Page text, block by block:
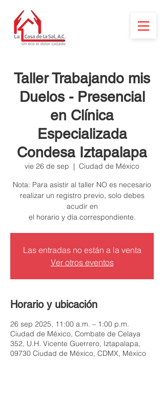
Taller Trabajando mis
Duelos - Presencial
en Clínica
Especializada
Condesa Iztapalapa
vie 26 de sep
  |
Ciudad de México
Nota: Para asistir al taller NO es necesario
realizar un registro previo, solo debes
acudir en
el horario y día correspondiente.
Las entradas no están a la venta
Ver otros eventos
Horario y ubicación
26 sep 2025, 11:00 a.m. – 1:00 p.m.
Ciudad de México, Combate de Celaya
352, U.H. Vicente Guerrero, Iztapalapa,
09730 Ciudad de México, CDMX, México